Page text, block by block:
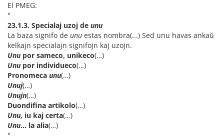
El PMEG:
"
23.1.3. Specialaj uzoj de unu
La baza signifo de unu estas nombra(...) Sed unu havas ankaŭ
kelkajn specialajn signifojn kaj uzojn.
Unupor sameco, unikeco(…)
Unupor individueco(…)
Pronomeca unu(…)
Unuj(…)
Unujn(…)
Duondifina artikolo(…)
Unu, iu kaj certa(…)
Unu... la alia(…)
"